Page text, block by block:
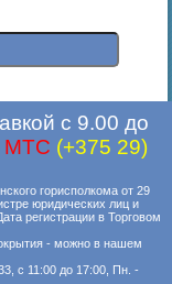
с 9.00 до
MTC (+375 29)
горисполкома от 29
юридических лиц и
регистрации в Торговом
- можно в нашем
с 11:00 до 17:00, Пн. -